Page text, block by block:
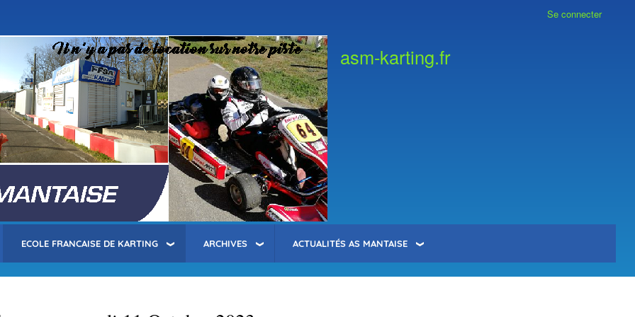
contenu
principal
Se connecter
asm-karting.fr
ECOLE FRANCAISE DE KARTING ARCHIVES ACTUALITÉS AS MANTAISE